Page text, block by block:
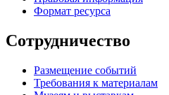
Формат ресурса
Сотрудничество
Размещение событий
Требования к материалам